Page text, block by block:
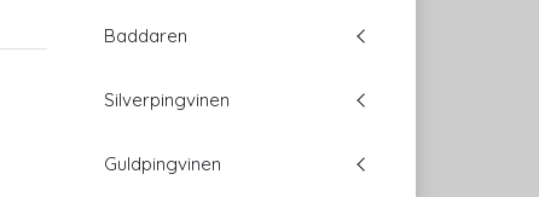
Baddaren
Silverpingvinen
Guldpingvinen